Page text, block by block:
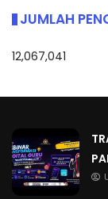
JUMLAH
12,067,041